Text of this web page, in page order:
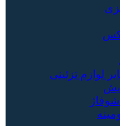
لوازم تزئینی